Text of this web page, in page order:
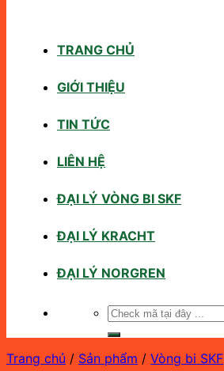
TRANG CHỦ
GIỚI THIỆU
TIN TỨC
LIÊN HỆ
ĐẠI LÝ VÒNG BI SKF
ĐẠI LÝ KRACHT
ĐẠI LÝ NORGREN
Tìm
Trang chủ / Sản phẩm / Vòng bi SKF